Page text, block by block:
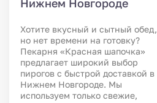
Нижнем Новгороде
Хотите вкусный и сытный обед,
но нет времени на готовку?
Пекарня «Красная шапочка»
предлагает широкий выбор
пирогов с быстрой доставкой в
Нижнем Новгороде. Мы
используем только свежие,